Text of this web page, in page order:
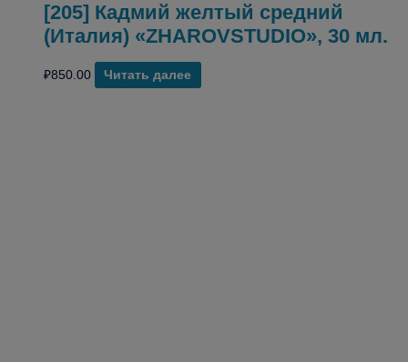
[205] Кадмий желтый средний
(Италия) «ZHAROVSTUDIO», 30 мл.
₽850.00 Читать далее